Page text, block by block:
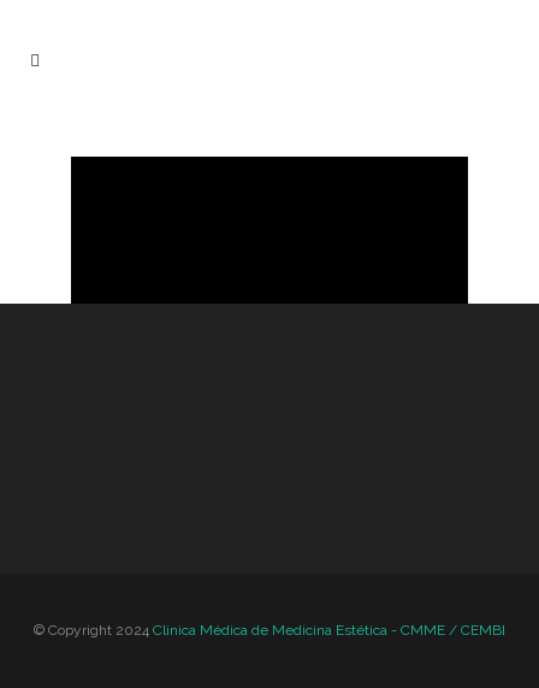
© Copyright 2024 Clinica Médica de Medicina Estética - CMME / CEMBI